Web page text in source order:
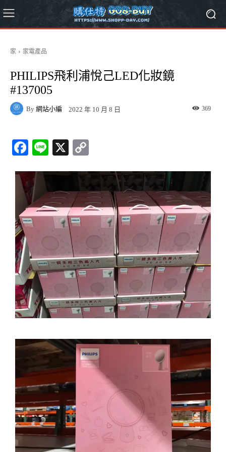
家 家電產品
PHILIPS飛利浦悅己LED化妝鏡
#137005
By 網站小編 2022 年 10 月 8 日 369
Fa
bo
ok
Li
X
y
Li
nk